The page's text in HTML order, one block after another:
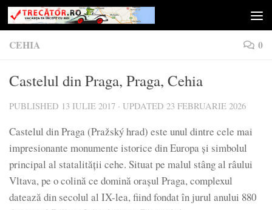
Skip to content
CEHIA 0
Castelul din Praga, Praga, Cehia
PUBLISHED 13 IULIE 2017 · UPDATED 23 FEBRUARIE 2026
Castelul din Praga (Pražský hrad) este unul dintre cele mai
impresionante monumente istorice din Europa și simbolul
principal al statalității cehe. Situat pe malul stâng al râului
Vltava, pe o colină ce domină orașul Praga, complexul
datează din secolul al IX-lea, fiind fondat în jurul anului 880